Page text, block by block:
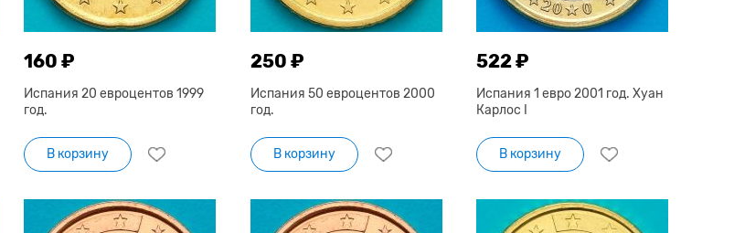
160 ₽
Испания 20 евроцентов 1999
год.
В корзину
250 ₽
Испания 50 евроцентов 2000
год.
В корзину
522 ₽
Испания 1 евро 2001 год. Хуан
Карлос I
В корзину